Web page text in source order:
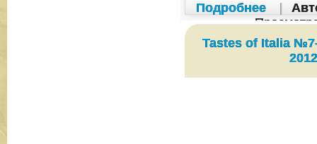
Подробнее
Tastes of Italia